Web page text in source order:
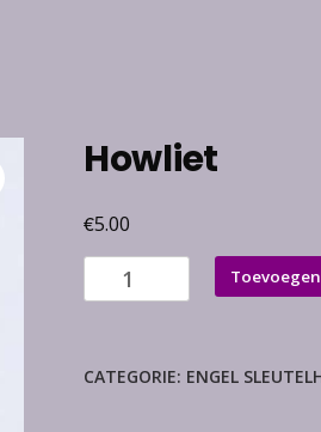
Howliet
€5.00
Howliet
aantal
CATEGORIE: ENGEL